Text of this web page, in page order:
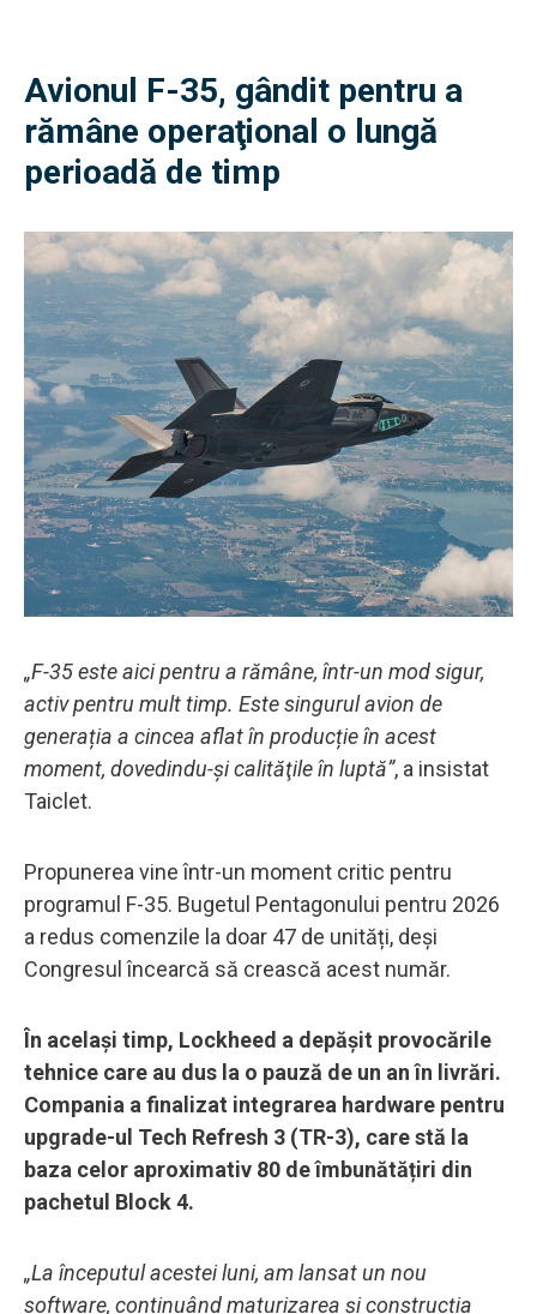
Avionul F-35, gândit pentru a
rămâne operaţional o lungă
perioadă de timp
„F-35 este aici pentru a rămâne, într-un mod sigur,
activ pentru mult timp. Este singurul avion de
generația a cincea aflat în producție în acest
moment, dovedindu-şi calităţile în luptă”, a insistat
Taiclet.
Propunerea vine într-un moment critic pentru
programul F-35. Bugetul Pentagonului pentru 2026
a redus comenzile la doar 47 de unități, deși
Congresul încearcă să crească acest număr.
În același timp, Lockheed a depășit provocările
tehnice care au dus la o pauză de un an în livrări.
Compania a finalizat integrarea hardware pentru
upgrade-ul Tech Refresh 3 (TR-3), care stă la
baza celor aproximativ 80 de îmbunătățiri din
pachetul Block 4.
„La începutul acestei luni, am lansat un nou
software, continuând maturizarea și construcția